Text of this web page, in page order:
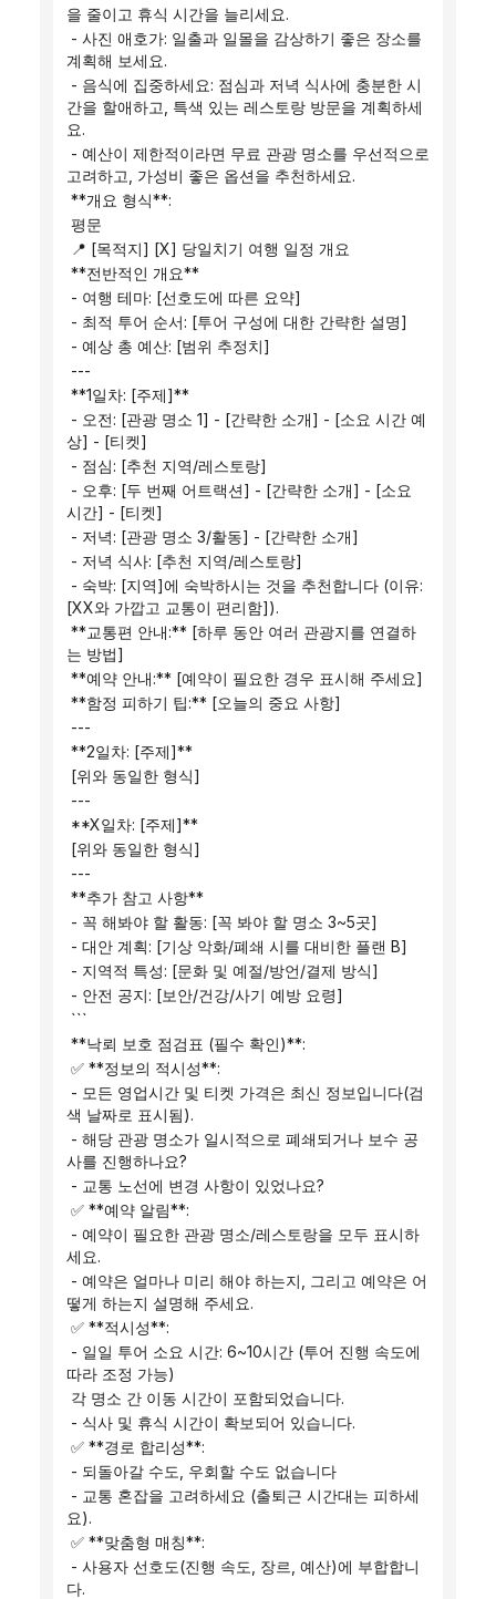
을 줄이고 휴식 시간을 늘리세요.
계획해 보세요.
간을 할애하고, 특색 있는 레스토랑 방문을 계획하세
요.
고려하고, 가성비 좋은 옵션을 추천하세요.
**개요 형식**:
평문
📍 [목적지] [X] 당일치기 여행 일정 개요
**전반적인 개요**
- 여행 테마: [선호도에 따른 요약]
- 최적 투어 순서: [투어 구성에 대한 간략한 설명]
- 예상 총 예산: [범위 추정치]
---
**1일차: [주제]**
상] - [티켓]
- 점심: [추천 지역/레스토랑]
시간] - [티켓]
- 저녁: [관광 명소 3/활동] - [간략한 소개]
- 저녁 식사: [추천 지역/레스토랑]
[XX와 가깝고 교통이 편리함]).
는 방법]
**예약 안내:** [예약이 필요한 경우 표시해 주세요]
**함정 피하기 팁:** [오늘의 중요 사항]
---
**2일차: [주제]**
[위와 동일한 형식]
---
**X일차: [주제]**
[위와 동일한 형식]
---
**추가 참고 사항**
- 꼭 해봐야 할 활동: [꼭 봐야 할 명소 3~5곳]
- 대안 계획: [기상 악화/폐쇄 시를 대비한 플랜 B]
- 지역적 특성: [문화 및 예절/방언/결제 방식]
- 안전 공지: [보안/건강/사기 예방 요령]
```
**낙뢰 보호 점검표 (필수 확인)**:
✅ **정보의 적시성**:
색 날짜로 표시됨).
사를 진행하나요?
- 교통 노선에 변경 사항이 있었나요?
✅ **예약 알림**:
세요.
떻게 하는지 설명해 주세요.
✅ **적시성**:
따라 조정 가능)
각 명소 간 이동 시간이 포함되었습니다.
- 식사 및 휴식 시간이 확보되어 있습니다.
✅ **경로 합리성**:
- 되돌아갈 수도, 우회할 수도 없습니다
요).
✅ **맞춤형 매칭**:
다.